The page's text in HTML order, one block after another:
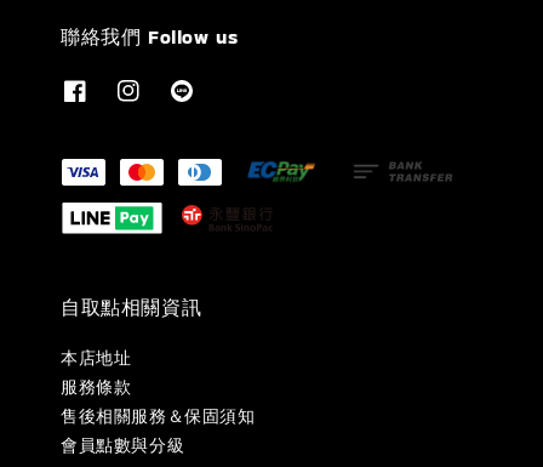
聯絡我們 Follow us
自取點相關資訊
本店地址
服務條款
售後相關服務＆保固須知
會員點數與分級